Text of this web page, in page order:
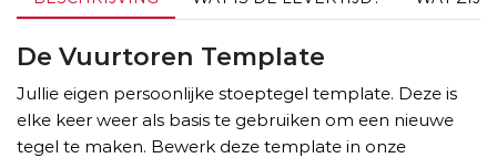
De Vuurtoren Template
Jullie eigen persoonlijke stoeptegel template. Deze is
elke keer weer als basis te gebruiken om een nieuwe
tegel te maken. Bewerk deze template in onze